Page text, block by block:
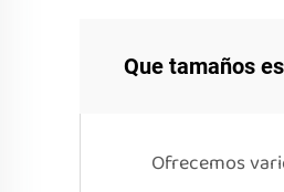
Que tamaños
Ofrecemos